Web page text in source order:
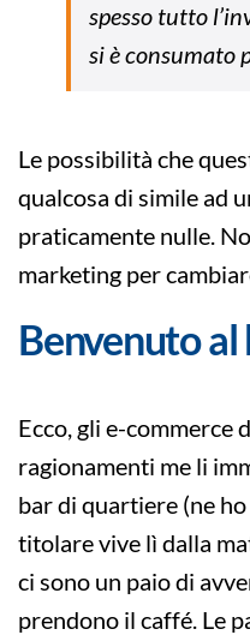
spesso tutto
si è consumato
Le possibilità che
qualcosa di simile ad
praticamente nulle.
marketing per
Benvenuto
Ecco, gli e-commerce
ragionamenti me li
bar di quartiere (ne
titolare vive lì dalla
ci sono un paio di
prendono il caffé. Le